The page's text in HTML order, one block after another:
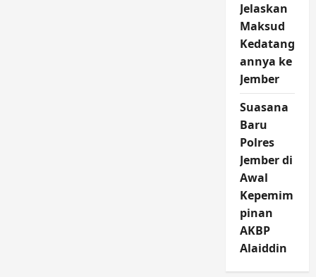
Jelaskan
Maksud
Kedatang
annya ke
Jember
Suasana
Baru
Polres
Jember di
Awal
Kepemim
pinan
AKBP
Alaiddin